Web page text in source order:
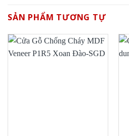
SẢN PHẨM TƯƠNG TỰ